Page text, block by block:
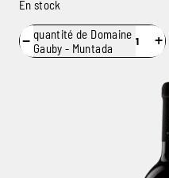
En stock
− quantité de Domaine
Gauby - Muntada
+